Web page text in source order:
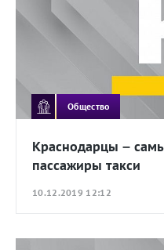
Общество
Краснодарцы –
пассажиры такси
10.12.2019 12:12